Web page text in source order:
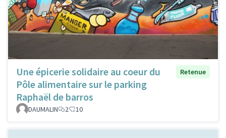
Une épicerie solidaire au coeur du
Pôle alimentaire sur le parking
Raphaël de barros
Retenue
DAUMALIN 2 10